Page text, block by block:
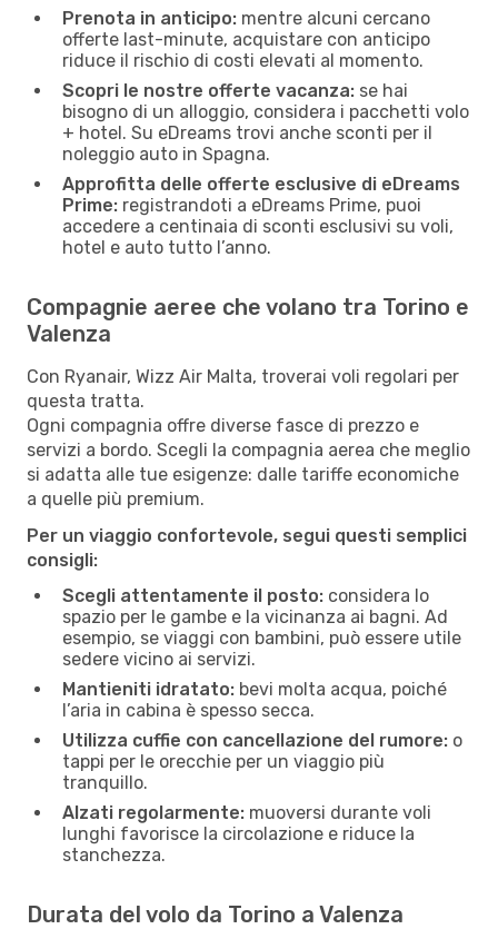
Prenota in anticipo: mentre alcuni cercano
offerte last-minute, acquistare con anticipo
riduce il rischio di costi elevati al momento.
Scopri le nostre offerte vacanza: se hai
bisogno di un alloggio, considera i pacchetti volo
+ hotel. Su eDreams trovi anche sconti per il
noleggio auto in Spagna.
Approfitta delle offerte esclusive di eDreams
Prime: registrandoti a eDreams Prime, puoi
accedere a centinaia di sconti esclusivi su voli,
hotel e auto tutto l’anno.
Compagnie aeree che volano tra Torino e
Valenza
Con Ryanair, Wizz Air Malta, troverai voli regolari per
questa tratta.
Ogni compagnia offre diverse fasce di prezzo e
servizi a bordo. Scegli la compagnia aerea che meglio
si adatta alle tue esigenze: dalle tariffe economiche
a quelle più premium.
Per un viaggio confortevole, segui questi semplici
consigli:
Scegli attentamente il posto: considera lo
spazio per le gambe e la vicinanza ai bagni. Ad
esempio, se viaggi con bambini, può essere utile
sedere vicino ai servizi.
Mantieniti idratato: bevi molta acqua, poiché
l’aria in cabina è spesso secca.
Utilizza cuffie con cancellazione del rumore: o
tappi per le orecchie per un viaggio più
tranquillo.
Alzati regolarmente: muoversi durante voli
lunghi favorisce la circolazione e riduce la
stanchezza.
Durata del volo da Torino a Valenza